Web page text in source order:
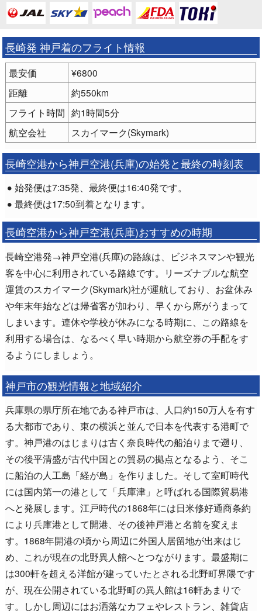
長崎発 神戸着のフライト情報
最安価
¥6800
距離
約550km
フライト時間 約1時間5分
航空会社
スカイマーク(Skymark)
長崎空港から神戸空港(兵庫)の始発と最終の時刻表
始発便は7:35発、最終便は16:40発です。
最終便は17:50到着となります。
長崎空港から神戸空港(兵庫)おすすめの時期
長崎空港発→神戸空港(兵庫)の路線は、ビジネスマンや観光
客を中心に利用されている路線です。リーズナブルな航空
運賃のスカイマーク(Skymark)社が運航しており、お盆休み
や年末年始などは帰省客が加わり、早くから席がうまって
しまいます。連休や学校が休みになる時期に、この路線を
利用する場合は、なるべく早い時期から航空券の手配をす
るようにしましょう。
神戸市の観光情報と地域紹介
兵庫県の県庁所在地である神戸市は、人口約150万人を有す
る大都市であり、東の横浜と並んで日本を代表する港町で
す。神戸港のはじまりは古く奈良時代の船泊りまで遡り、
その後平清盛が古代中国との貿易の拠点となるよう、そこ
に船泊の人工島「経が島」を作りました。そして室町時代
には国内第一の港として「兵庫津」と呼ばれる国際貿易港
へと発展します。江戸時代の1868年には日米修好通商条約
により兵庫港として開港、その後神戸港と名前を変えま
す。1868年開港の頃から周辺に外国人居留地が出来はじ
め、これが現在の北野異人館へとつながります。最盛期に
は300軒を超える洋館が建っていたとされる北野町界隈です
が、現在公開されている北野町の異人館は16軒あまりで
す。しかし周辺にはお洒落なカフェやレストラン、雑貨店